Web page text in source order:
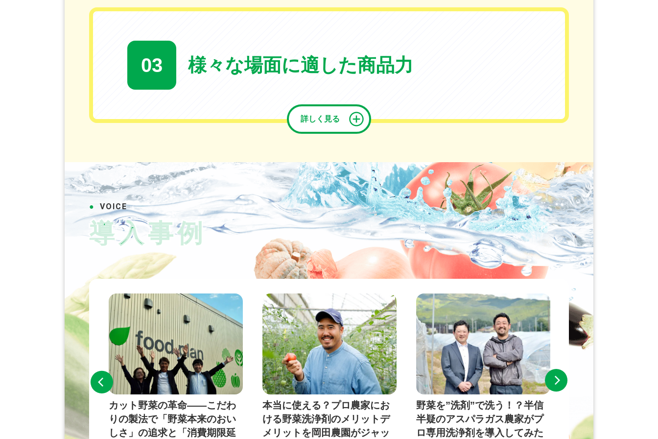
03 様々な場面に適した商品力
詳しく見る
VOICE
導入事例
題クリア、カッ
テムでカット工
カット野菜の革命――こだわ
りの製法で「野菜本来のおい
しさ」の追求と「消費期限延
本当に使える？プロ農家にお
ける野菜洗浄剤のメリットデ
メリットを岡田農園がジャッ
野菜を”洗剤”で洗う！？半信
半疑のアスパラガス農家がプ
ロ専用洗浄剤を導入してみた
野菜を提供したい
工業者が選んだラ